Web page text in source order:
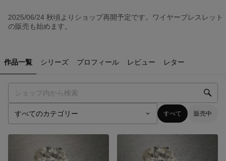
2025/06/24 秋頃よりショップ再開予定です。ワイヤーブレスレット
の販売も始めます。
作品一覧 シリーズ プロフィール レビュー レター
すべて 販売中